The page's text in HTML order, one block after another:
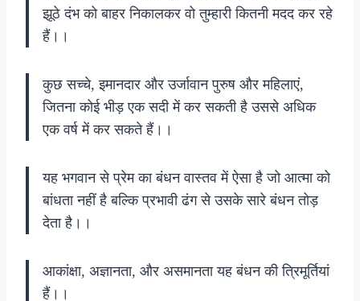
झूठे दंभ को बाहर निकालकर वो तुम्हारी कितनी मदद कर रहे
हैं।।
कुछ सच्चे, इमानदार और उर्जावान पुरुष और महिलाएं,
जितना कोई भीड़ एक सदी में कर सकती है उससे अधिक
एक वर्ष में कर सकते हैं।।
यह भगवान से प्रेम का बंधन वास्तव में ऐसा है जो आत्मा को
बांधता नहीं है बल्कि प्रभावी ढंग से उसके सारे बंधन तोड़
देता है।।
आकांक्षा, अज्ञानता, और असमानता यह बंधन की त्रिमूर्तियां
हैं।।